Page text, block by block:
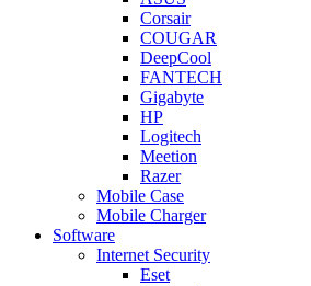
Corsair
COUGAR
DeepCool
FANTECH
Gigabyte
HP
Logitech
Meetion
Razer
Mobile Case
Mobile Charger
Software
Internet Security
Eset